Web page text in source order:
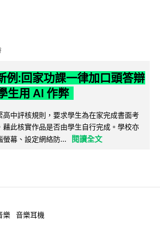
例:回家功課一律加口頭答辯
生用 AI 作弊
高中評核規則，要求學生為在家完成書面考
藉此核實作品是否由學生自行完成。學校亦
螢幕、設定網絡防...
閱讀全文
樂 音樂耳機